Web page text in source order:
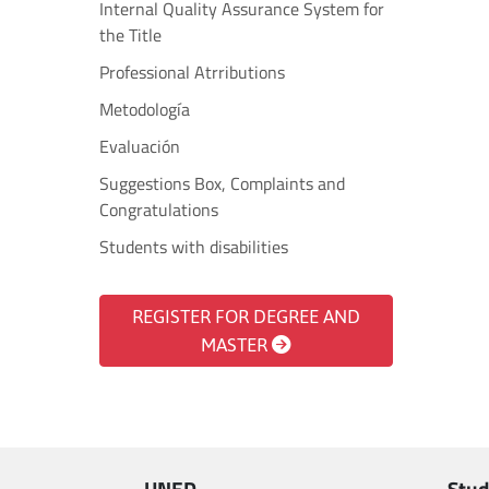
Internal Quality Assurance System for
the Title
Professional Atrributions
Metodología
Evaluación
Suggestions Box, Complaints and
Congratulations
Students with disabilities
REGISTER FOR DEGREE AND
MASTER